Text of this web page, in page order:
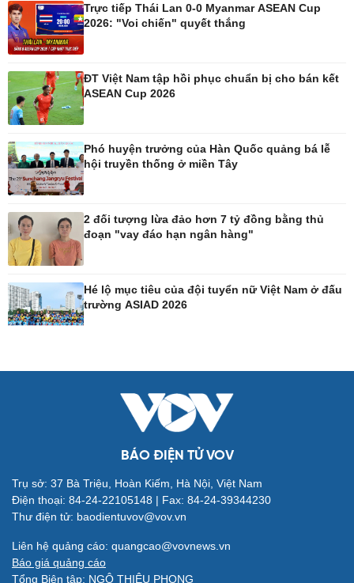
eSports
Hậu trường
Ô tô - Xe máy
Xe máy
Tư vấn
Doanh nghiệp 24h
Doanh nhân
Công nghệ
Sành điệu
Tin Công nghệ
Trải nghiệm
Dinh dưỡng - món ngon
Làm đẹp - giảm cân
Ăn sạch sống khỏe
Đời sống
Nhà đẹp
Blog
Văn hóa
Âm nhạc
Trực tiếp Thái Lan 0-0 Myanmar ASEAN Cup
2026: "Voi chiến" quyết thắng
ĐT Việt Nam tập hồi phục chuẩn bị cho bán kết
ASEAN Cup 2026
Phó huyện trưởng của Hàn Quốc quảng bá lễ
hội truyền thống ở miền Tây
2 đối tượng lừa đảo hơn 7 tỷ đồng bằng thủ
đoạn "vay đáo hạn ngân hàng"
Hé lộ mục tiêu của đội tuyển nữ Việt Nam ở đấu
trường ASIAD 2026
BÁO ĐIỆN TỬ VOV
Trụ sở: 37 Bà Triệu, Hoàn Kiếm, Hà Nội, Việt Nam
Điện thoại: 84-24-22105148 | Fax: 84-24-39344230
Thư điện tử: baodientuvov@vov.vn
Liên hệ quảng cáo: quangcao@vovnews.vn
Báo giá quảng cáo
Tổng Biên tập: NGÔ THIỆU PHONG